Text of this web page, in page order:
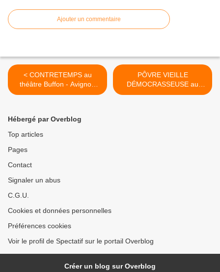
Ajouter un commentaire
< CONTRETEMPS au
théâtre Buffon - Avignon
OFF
PÔVRE VIEILLE
DÉMOCRASSEUSE au
théâtre des Carmes –
Hébergé par Overblog
Top articles
Pages
Contact
Signaler un abus
C.G.U.
Cookies et données personnelles
Préférences cookies
Voir le profil de Spectatif sur le portail Overblog
Créer un blog sur Overblog